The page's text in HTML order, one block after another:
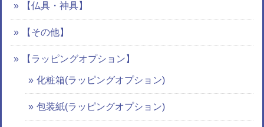
【仏具・神具】
【その他】
【ラッピングオプション】
化粧箱(ラッピングオプション)
包装紙(ラッピングオプション)